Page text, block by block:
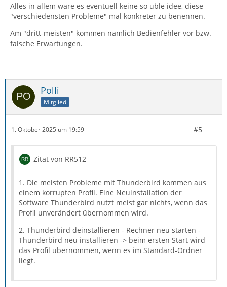
Alles in allem wäre es eventuell keine so üble idee, diese
"verschiedensten Probleme" mal konkreter zu benennen.
Am "dritt-meisten" kommen nämlich Bedienfehler vor bzw.
falsche Erwartungen.
Polli
Mitglied
1. Oktober 2025 um 19:59 #5
Zitat von RR512
1. Die meisten Probleme mit Thunderbird kommen aus
einem korrupten Profil. Eine Neuinstallation der
Software Thunderbird nutzt meist gar nichts, wenn das
Profil unverändert übernommen wird.
2. Thunderbird deinstallieren - Rechner neu starten -
Thunderbird neu installieren -> beim ersten Start wird
das Profil übernommen, wenn es im Standard-Ordner
liegt.